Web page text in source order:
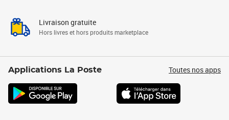
Livraison gratuite
Hors livres et hors produits marketplace
Applications La Poste Toutes nos apps